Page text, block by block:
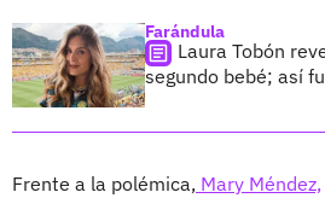
Farándula
Laura Tobón
segundo bebé; así
Frente a la polémica, Mary Méndez,